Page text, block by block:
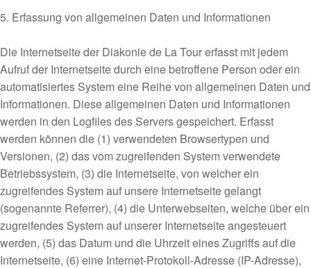
5. Erfassung von allgemeinen Daten und Informationen
Die Internetseite der Diakonie de La Tour erfasst mit jedem
Aufruf der Internetseite durch eine betroffene Person oder ein
automatisiertes System eine Reihe von allgemeinen Daten und
Informationen. Diese allgemeinen Daten und Informationen
werden in den Logfiles des Servers gespeichert. Erfasst
werden können die (1) verwendeten Browsertypen und
Versionen, (2) das vom zugreifenden System verwendete
Betriebssystem, (3) die Internetseite, von welcher ein
zugreifendes System auf unsere Internetseite gelangt
(sogenannte Referrer), (4) die Unterwebseiten, welche über ein
zugreifendes System auf unserer Internetseite angesteuert
werden, (5) das Datum und die Uhrzeit eines Zugriffs auf die
Internetseite, (6) eine Internet-Protokoll-Adresse (IP-Adresse),